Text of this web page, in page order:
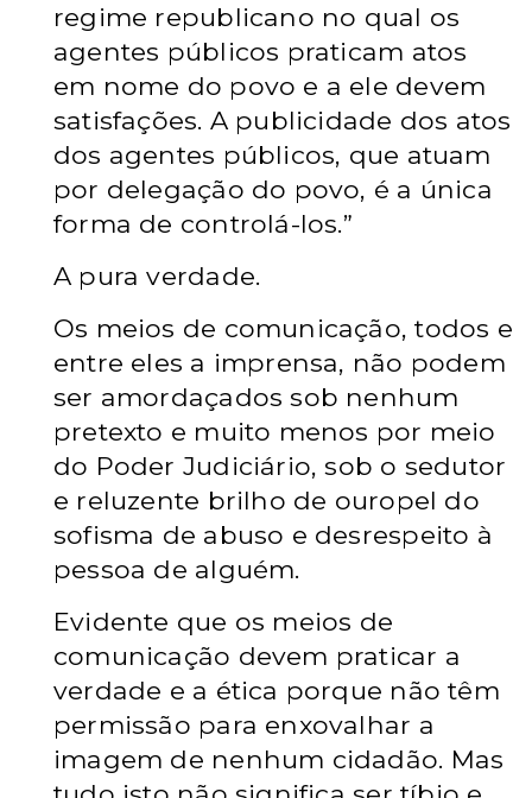
regime republicano no qual os
agentes públicos praticam atos
em nome do povo e a ele devem
satisfações. A publicidade dos atos
dos agentes públicos, que atuam
por delegação do povo, é a única
forma de controlá-los.”
A pura verdade.
Os meios de comunicação, todos e
entre eles a imprensa, não podem
ser amordaçados sob nenhum
pretexto e muito menos por meio
do Poder Judiciário, sob o sedutor
e reluzente brilho de ouropel do
sofisma de abuso e desrespeito à
pessoa de alguém.
Evidente que os meios de
comunicação devem praticar a
verdade e a ética porque não têm
permissão para enxovalhar a
imagem de nenhum cidadão. Mas